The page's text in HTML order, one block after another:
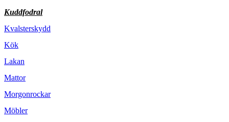
Kuddfodral
Kvalsterskydd
Kök
Lakan
Mattor
Morgonrockar
Möbler